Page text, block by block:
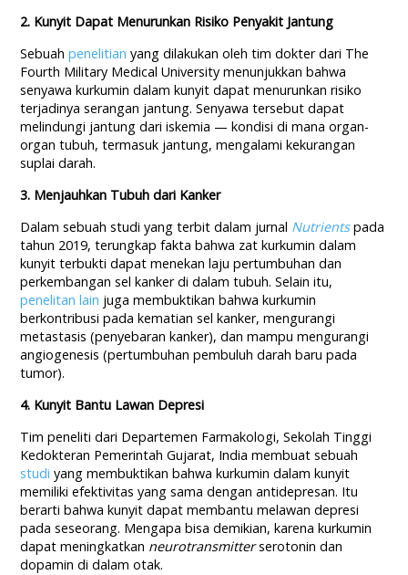
2. Kunyit Dapat Menurunkan Risiko Penyakit Jantung
Sebuah penelitian yang dilakukan oleh tim dokter dari The
Fourth Military Medical University menunjukkan bahwa
senyawa kurkumin dalam kunyit dapat menurunkan risiko
terjadinya serangan jantung. Senyawa tersebut dapat
melindungi jantung dari iskemia — kondisi di mana organ-
organ tubuh, termasuk jantung, mengalami kekurangan
suplai darah.
3. Menjauhkan Tubuh dari Kanker
Dalam sebuah studi yang terbit dalam jurnal Nutrients pada
tahun 2019, terungkap fakta bahwa zat kurkumin dalam
kunyit terbukti dapat menekan laju pertumbuhan dan
perkembangan sel kanker di dalam tubuh. Selain itu,
penelitan lain juga membuktikan bahwa kurkumin
berkontribusi pada kematian sel kanker, mengurangi
metastasis (penyebaran kanker), dan mampu mengurangi
angiogenesis (pertumbuhan pembuluh darah baru pada
tumor).
4. Kunyit Bantu Lawan Depresi
Tim peneliti dari Departemen Farmakologi, Sekolah Tinggi
Kedokteran Pemerintah Gujarat, India membuat sebuah
studi yang membuktikan bahwa kurkumin dalam kunyit
memiliki efektivitas yang sama dengan antidepresan. Itu
berarti bahwa kunyit dapat membantu melawan depresi
pada seseorang. Mengapa bisa demikian, karena kurkumin
dapat meningkatkan neurotransmitterserotonin dan
dopamin di dalam otak.